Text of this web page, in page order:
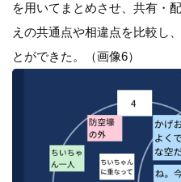
を用いてまとめさせ、共有・
えの共通点や相違点を比較し
とができた。（画像6）